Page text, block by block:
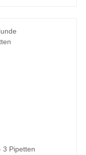
3 Pipetten